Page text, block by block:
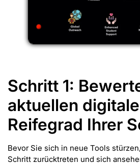
Schritt 1:
aktuellen
Reifegrad Ihrer
Bevor Sie sich in neue Tools
Schritt zurücktreten und sich